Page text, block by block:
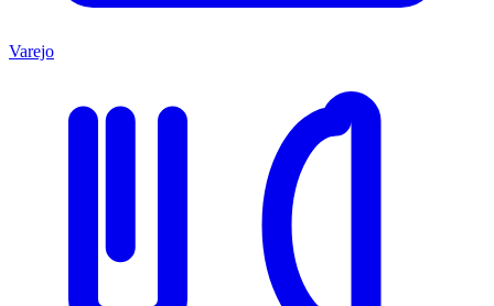
Varejo